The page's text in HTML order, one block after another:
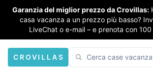
Garanzia del miglior prezzo da Crovillas:
casa vacanza a un prezzo più basso?
LiveChat o e-mail – e prenota con
CROVILLAS